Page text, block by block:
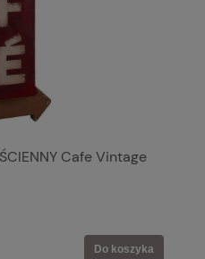
Cafe Vintage
Do koszyka